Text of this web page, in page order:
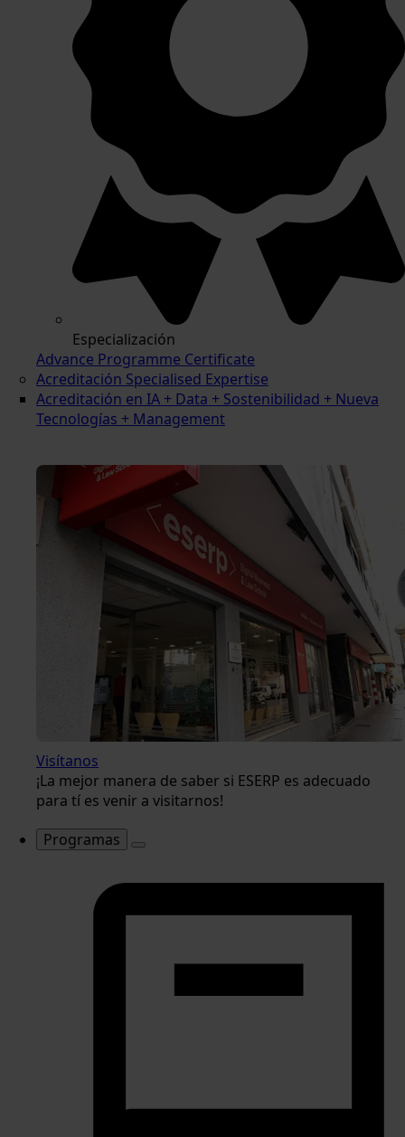
Especialización
Advance Programme Certificate
Acreditación Specialised Expertise
Acreditación en IA + Data + Sostenibilidad + Nueva
Tecnologías + Management
Visítanos
¡La mejor manera de saber si ESERP es adecuado
para tí es venir a visitarnos!
Programas